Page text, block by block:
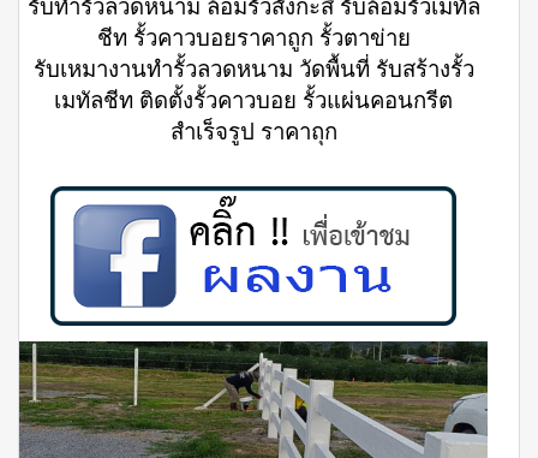
ชีท รั้วคาวบอยราคาถูก รั้วตาข่าย
รับเหมางานทำรั้วลวดหนาม วัดพื้นที่ รับสร้างรั้ว
เมทัลชีท ติดตั้งรั้วคาวบอย รั้วแผ่นคอนกรีต
สำเร็จรูป ราคาถุก